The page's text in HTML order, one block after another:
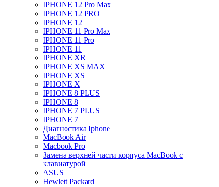
IPHONE 12 Pro Max
IPHONE 12 PRO
IPHONE 12
IPHONE 11 Pro Max
IPHONE 11 Pro
IPHONE 11
IPHONE XR
IPHONE XS MAX
IPHONE XS
IPHONE X
IPHONE 8 PLUS
IPHONE 8
IPHONE 7 PLUS
IPHONE 7
Диагностика Iphone
MacBook Air
Macbook Pro
Замена верхней части корпуса MacBook с
клавиатурой
ASUS
Hewlett Packard